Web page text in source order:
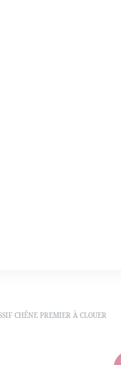
CHÊNE PREMIER À CLOUER